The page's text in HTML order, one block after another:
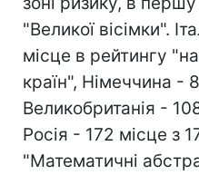
"Великої вісімки".
місце в рейтингу
країн", Німеччина -
Великобританія -
Росія - 172 місце з
"Математичні